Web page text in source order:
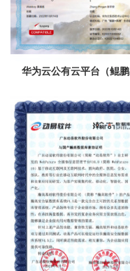
华为云公有云平台（鲲鹏